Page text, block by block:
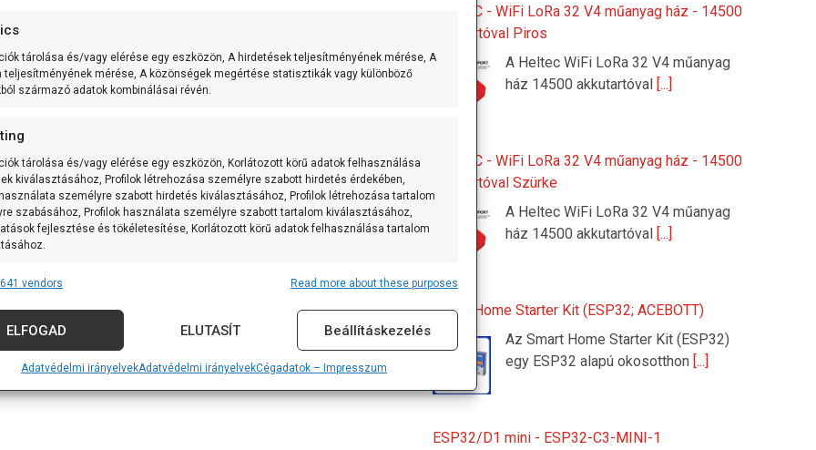
tárolása és/vagy elérése egy eszközön, A hirdetések teljesítményének mérése, A
teljesítményének mérése, A közönségek megértése statisztikák vagy különböző
származó adatok kombinálásai révén.
tárolása és/vagy elérése egy eszközön, Korlátozott körű adatok felhasználása
kiválasztásához, Profilok létrehozása személyre szabott hirdetés érdekében,
személyre szabott hirdetés kiválasztásához, Profilok létrehozása tartalom
szabásához, Profilok használata személyre szabott tartalom kiválasztásához,
fejlesztése és tökéletesítése, Korlátozott körű adatok felhasználása tartalom
Always active
származó adatok párosítása és kombinálása, Különböző
összekapcsolása, Eszközök azonosítása automatikusan továbbított
alapján.
földrajzi helymeghatározási adatok felhasználása.
vendors Read more about these purposes
ELFOGAD ELUTASÍT Beállításkezelés
Adatvédelmi irányelvekAdatvédelmi irányelvekCégadatok – Impresszum
HELTEC - WiFi LoRa 32 V4 műanyag ház - 14500
akkutartóval Piros
A Heltec WiFi LoRa 32 V4 műanyag
ház 14500 akkutartóval
[...]
HELTEC - WiFi LoRa 32 V4 műanyag ház - 14500
akkutartóval Szürke
A Heltec WiFi LoRa 32 V4 műanyag
ház 14500 akkutartóval
[...]
Smart Home Starter Kit (ESP32; ACEBOTT)
Az Smart Home Starter Kit (ESP32)
egy ESP32 alapú okosotthon [...]
ESP32/D1 mini - ESP32-C3-MINI-1